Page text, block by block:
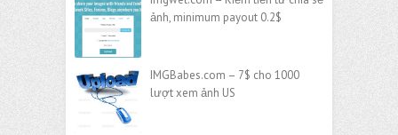
ảnh, minimum payout 0.2$
IMGBabes.com – 7$ cho 1000
lượt xem ảnh US